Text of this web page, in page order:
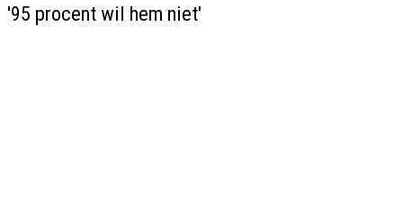
'95 procent wil hem niet'